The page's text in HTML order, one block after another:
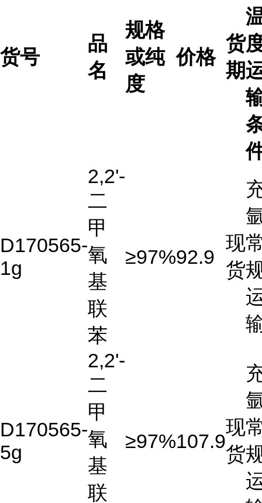
货号
品
名
规格
或纯
度
价格
货
期
D170565-
1g
2,2'-
二
甲
氧
基
联
苯
≥97%92.9
现
货
D170565-
5g
2,2'-
二
甲
氧
基
联
≥97%107.9
现
货